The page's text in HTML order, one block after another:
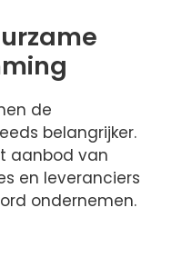
de
belangrijker.
aanbod van
en leveranciers
ondernemen.